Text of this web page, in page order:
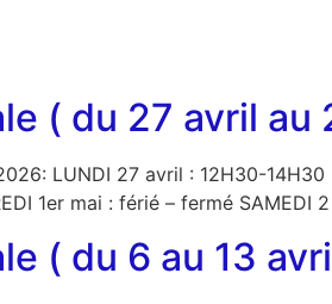
( du 27 avril au
LUNDI 27 avril : 12H30-
1er mai : férié – fermé SAMEDI
( du 6 au 13